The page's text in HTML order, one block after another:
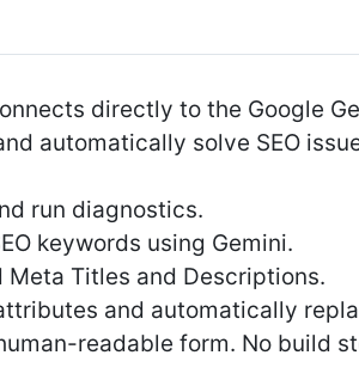
directly to the Google
automatically solve SEO
run diagnostics.
keywords using Gemini.
Titles and Descriptions.
and automatically
readable form. No build